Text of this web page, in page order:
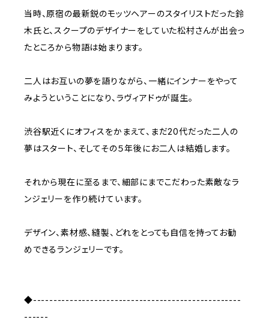
当時、原宿の最新鋭のモッツヘアーのスタイリストだった鈴
木氏と、スクープのデザイナーをしていた松村さんが出会っ
たところから物語は始まります。
二人はお互いの夢を語りながら、一緒にインナーをやって
みようということになり、ラヴィアドゥが誕生。
渋谷駅近くにオフィスをかまえて、まだ20代だった二人の
夢はスタート、そしてその５年後にお二人は結婚します。
それから現在に至るまで、細部にまでこだわった素敵なラ
ンジェリーを作り続けています。
デザイン、素材感、縫製、どれをとっても自信を持ってお勧
めできるランジェリーです。
◆---------------------------------------------------
------